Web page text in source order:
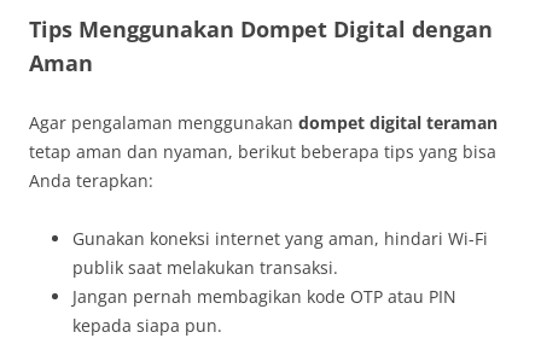
Tips Menggunakan Dompet Digital dengan
Aman
Agar pengalaman menggunakan dompet digital teraman
tetap aman dan nyaman, berikut beberapa tips yang bisa
Anda terapkan:
Gunakan koneksi internet yang aman, hindari Wi-Fi
publik saat melakukan transaksi.
Jangan pernah membagikan kode OTP atau PIN
kepada siapa pun.